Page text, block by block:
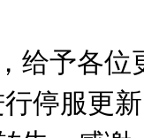
给予各
停服更